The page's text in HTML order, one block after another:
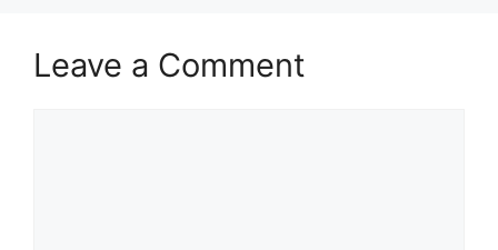
Leave a Comment